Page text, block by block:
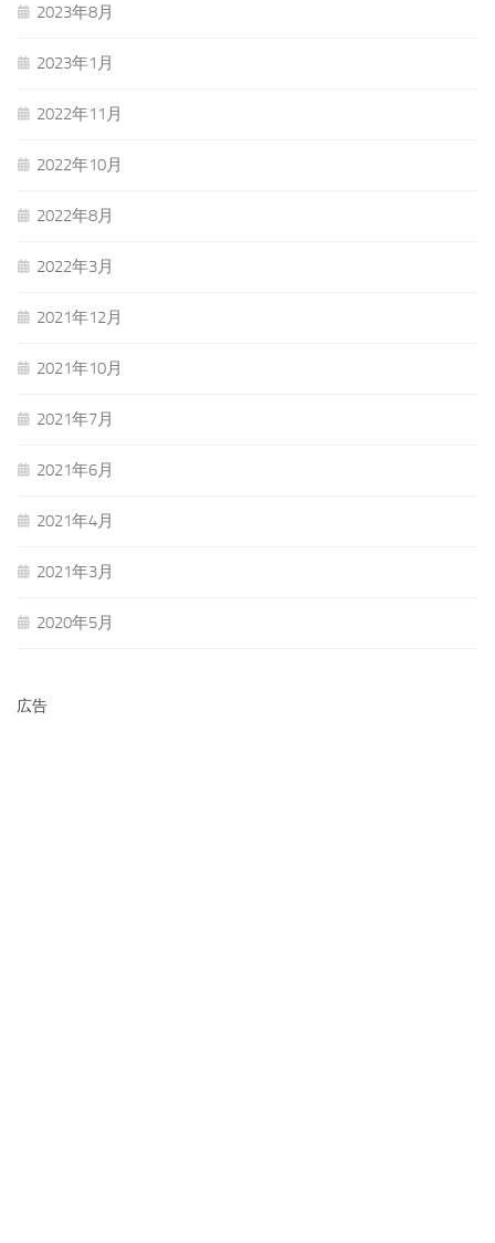
2023年8月
2023年1月
2022年11月
2022年10月
2022年8月
2022年3月
2021年12月
2021年10月
2021年7月
2021年6月
2021年4月
2021年3月
2020年5月
広告